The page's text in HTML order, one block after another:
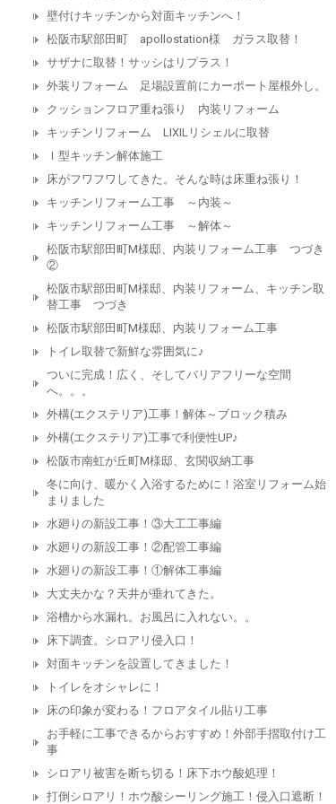
壁付けキッチンから対面キッチンへ！
松阪市駅部田町 apollostation様 ガラス取替！
サザナに取替！サッシはリプラス！
外装リフォーム 足場設置前にカーポート屋根外し。
クッションフロア重ね張り 内装リフォーム
キッチンリフォーム LIXILリシェルに取替
Ｉ型キッチン解体施工
床がフワフワしてきた。そんな時は床重ね張り！
キッチンリフォーム工事 ～内装～
キッチンリフォーム工事 ～解体～
松阪市駅部田町M様邸、内装リフォーム工事 つづき
②
松阪市駅部田町M様邸、内装リフォーム、キッチン取
替工事 つづき
松阪市駅部田町M様邸、内装リフォーム工事
トイレ取替で新鮮な雰囲気に♪
ついに完成！広く、そしてバリアフリーな空間
へ。。。
外構(エクステリア)工事！解体～ブロック積み
外構(エクステリア)工事で利便性UP♪
松阪市南虹が丘町M様邸、玄関収納工事
冬に向け、暖かく入浴するために！浴室リフォーム始
まりました
水廻りの新設工事！③大工工事編
水廻りの新設工事！②配管工事編
水廻りの新設工事！①解体工事編
大丈夫かな？天井が垂れてきた。
浴槽から水漏れ。お風呂に入れない。。
床下調査。シロアリ侵入口！
対面キッチンを設置してきました！
トイレをオシャレに！
床の印象が変わる！フロアタイル貼り工事
お手軽に工事できるからおすすめ！外部手摺取付け工
事
シロアリ被害を断ち切る！床下ホウ酸処理！
打倒シロアリ！ホウ酸シーリング施工！侵入口遮断！